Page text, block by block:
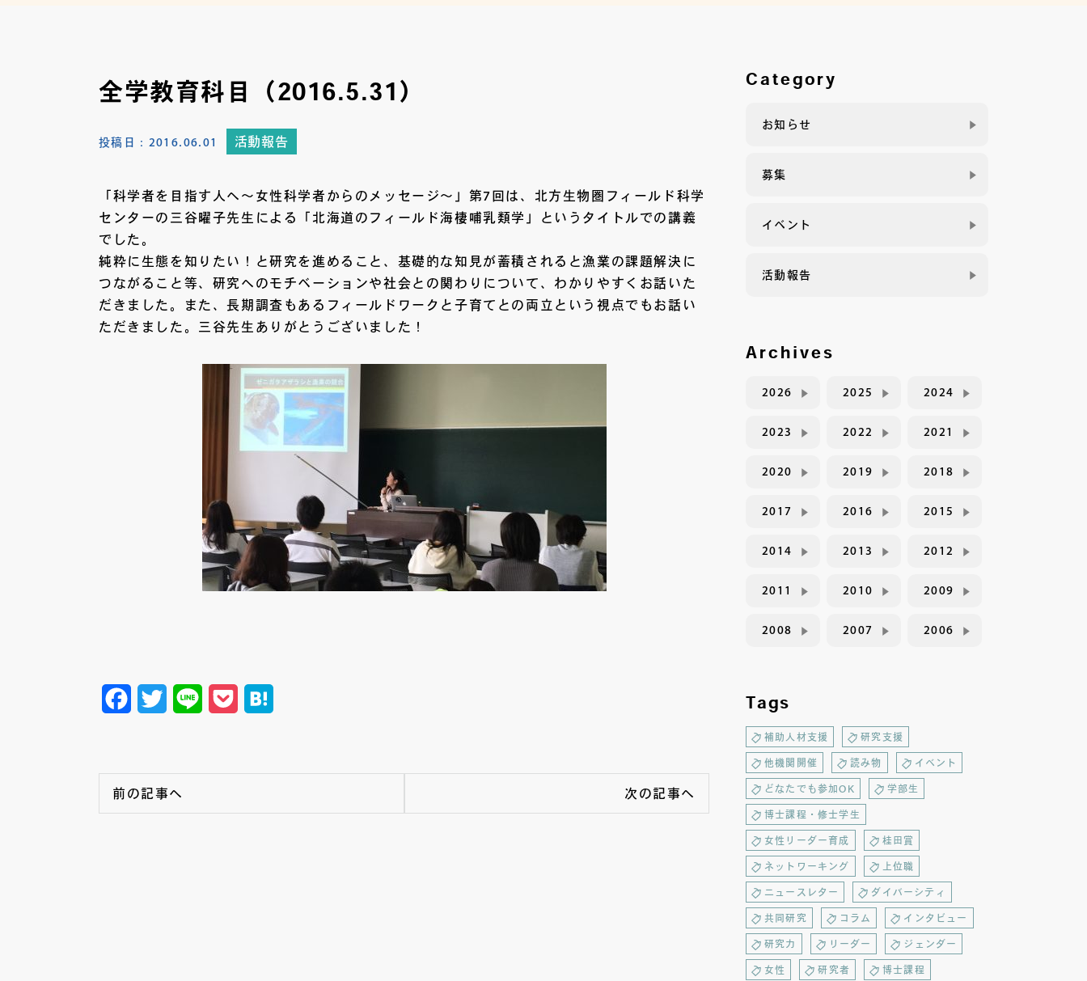
全学教育科目（2016.5.31）
投稿日： 2016.06.01 活動報告
「科学者を目指す人へ～女性科学者からのメッセージ～」第7回は、北方生物圏フィールド科学
センターの三谷曜子先生による「北海道のフィールド海棲哺乳類学」というタイトルでの講義
でした。
純粋に生態を知りたい！と研究を進めること、基礎的な知見が蓄積されると漁業の課題解決に
つながること等、研究へのモチベーションや社会との関わりについて、わかりやすくお話いた
だきました。また、長期調査もあるフィールドワークと子育てとの両立という視点でもお話い
ただきました。三谷先生ありがとうございました！
Facebook
TwitterLine Pocket
前の記事へ 次の記事へ
Category
お知らせ
募集
イベント
活動報告
Archives
2026 2025 2024
2023 2022 2021
2020 2019 2018
2017 2016 2015
2014 2013 2012
2011 2010 2009
2008 2007 2006
Tags
補助人材支援 研究支援
他機関開催 読み物 イベント
どなたでも参加OK 学部生
博士課程・修士学生
女性リーダー育成 桂田賞
ネットワーキング 上位職
ニュースレター ダイバーシティ
共同研究 コラム インタビュー
研究力 リーダー ジェンダー
女性 研究者 博士課程